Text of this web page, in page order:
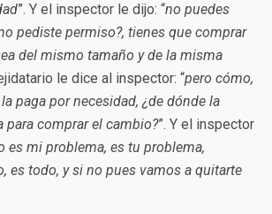
”. Y el inspector le dijo: “no puedes
pediste permiso?, tienes que comprar
del mismo tamaño y de la misma
le dice al inspector: “pero cómo,
paga por necesidad, ¿de dónde la
para comprar el cambio?”. Y el inspector
es mi problema, es tu problema,
es todo, y si no pues vamos a quitarte